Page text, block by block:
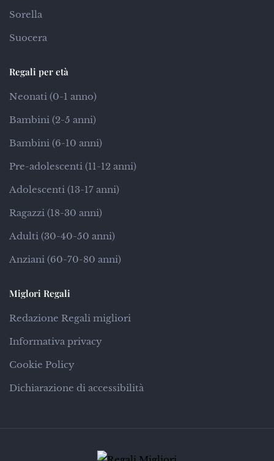
Sorella
Suocera
Regali per età
Neonati (0-1 anno)
Bambini (2-5 anni)
Bambini (6-10 anni)
Pre-adolescenti (11-12 anni)
Adolescenti (13-17 anni)
Ragazzi (18-30 anni)
Adulti (30-40-50 anni)
Anziani (60-70-80 anni)
Miglori Regali
Redazione Regali migliori
Informativa privacy
Cookie Policy
Dichiarazione di accessibilità